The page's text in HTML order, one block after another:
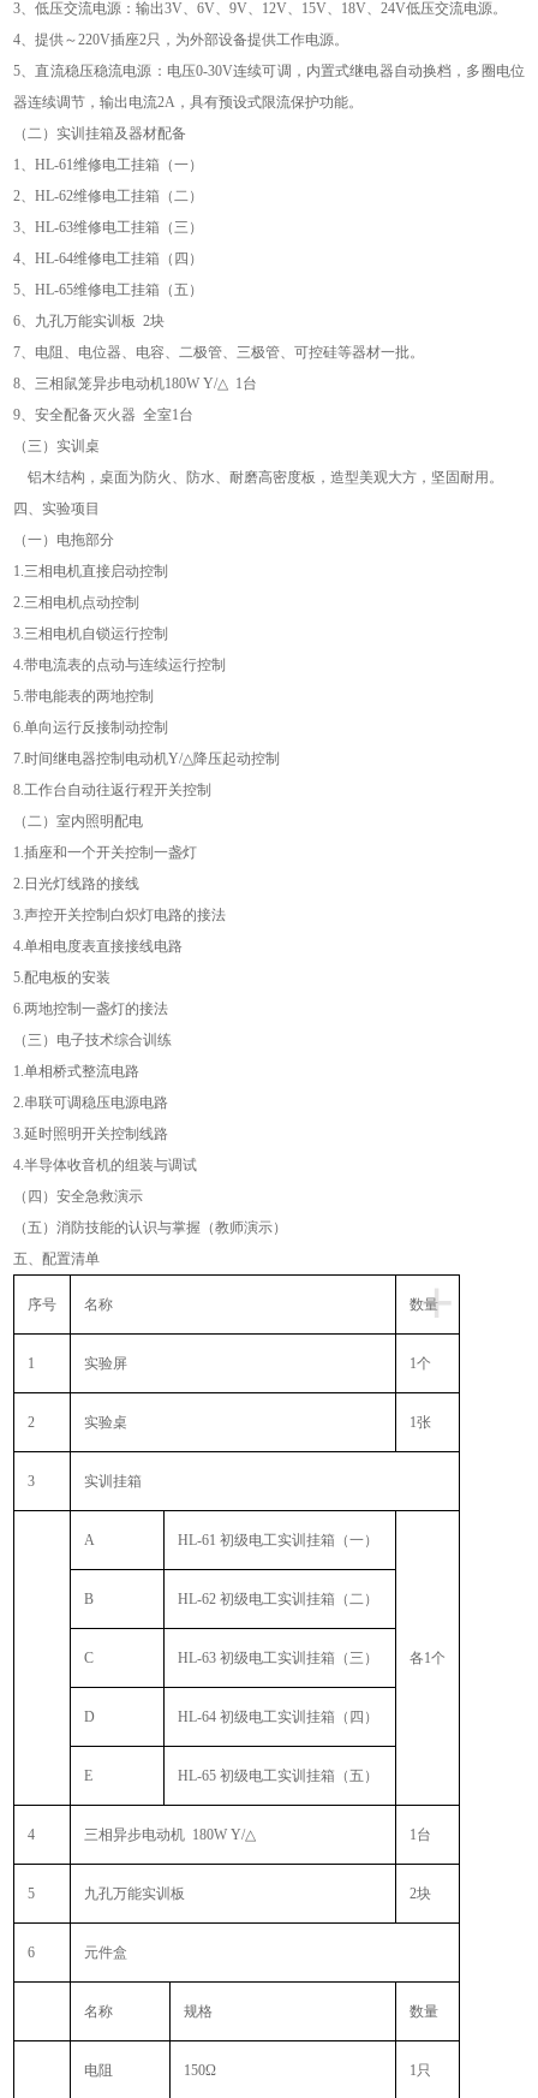
3、低压交流电源：输出3V、6V、9V、 12V、 15V、 18V、24V低压交流电源。
4、提供～220V插座2只，为外部设备提供工作电源。
5、直流稳压稳流电源：电压0-30V连续可调，内置式继电器自动换档，多圈电位
器连续调节，输出电流2A ，具有预设式限流保护功能。
（二）实训挂箱及器材配备
1、HL-61维修电工挂箱（一）
2、HL-62维修电工挂箱（二）
3、HL-63维修电工挂箱（三）
4、HL-64维修电工挂箱（四）
5、HL-65维修电工挂箱（五）
6、九孔万能实训板 2块
7、电阻、电位器、电容、二极管、三极管、可控硅等器材一批。
8、三相鼠笼异步电动机180W Y/△ 1台
9、安全配备灭火器 全室1台
（三）实训桌
铝木结构，桌面为防火、防水、耐磨高密度板，造型美观大方，坚固耐用。
四、实验项目
（一）电拖部分
1.三相电机直接启动控制
2.三相电机点动控制
3.三相电机自锁运行控制
4.带电流表的点动与连续运行控制
5.带电能表的两地控制
6.单向运行反接制动控制
7.时间继电器控制电动机Y/△降压起动控制
8.工作台自动往返行程开关控制
（二）室内照明配电
1.插座和一个开关控制一盏灯
2. 日光灯线路的接线
3.声控开关控制白炽灯电路的接法
4.单相电度表直接接线电路
5.配电板的安装
6.两地控制一盏灯的接法
（三）电子技术综合训练
1.单相桥式整流电路
2.串联可调稳压电源电路
3.延时照明开关控制线路
4.半导体收音机的组装与调试
（四）安全急救演示
（五）消防技能的认识与掌握（教师演示）
五、配置清单
+
序号 名称 数量
1 实验屏 1个
2 实验桌 1张
3 实训挂箱
A HL-61初级电工实训挂箱（一）
各1个
B HL-62初级电工实训挂箱（二）
C HL-63初级电工实训挂箱（三）
D HL-64初级电工实训挂箱（四）
E HL-65初级电工实训挂箱（五）
4 三相异步电动机 180W Y/△ 1台
5 九孔万能实训板 2块
6 元件盒
名称 规格 数量
电阻 150Ω 1只